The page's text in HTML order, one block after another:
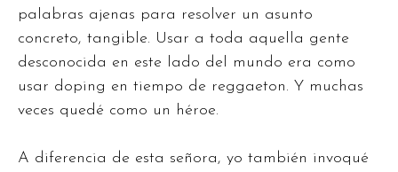
palabras ajenas para resolver un asunto
concreto, tangible. Usar a toda aquella gente
desconocida en este lado del mundo era como
usar doping en tiempo de reggaeton. Y muchas
veces quedé como un héroe.
A diferencia de esta señora, yo también invoqué